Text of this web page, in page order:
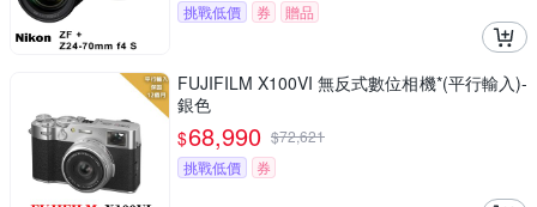
挑戰低價
券 贈品
FUJIFILM X100VI 無反式數位相機*(平行輸入)-
銀色
$68,990 $72,621
挑戰低價
券